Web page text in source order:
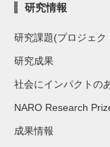
研究情報
研究課題(プロジェク
研究成果
社会にインパクトの
NARO Research
成果情報